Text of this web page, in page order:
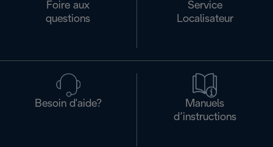
Foire aux
questions
Service
Localisateur
Besoin d'aide?
Manuels
d’instructions